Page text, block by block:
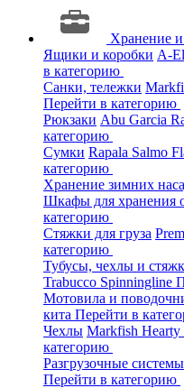
Хранение и
Ящики и коробки A-
в категорию
Санки, тележки
Перейти в категорию
Рюкзаки Abu Garcia
категорию
Сумки Rapala Salmo
категорию
Хранение зимних
Шкафы для хранения
категорию
Стяжки для груза
категорию
Тубусы, чехлы и
Trabucco Spinningline
Мотовила и
кита Перейти в
Чехлы Markfish Hearty
категорию
Разгрузочные системы
Перейти в категорию